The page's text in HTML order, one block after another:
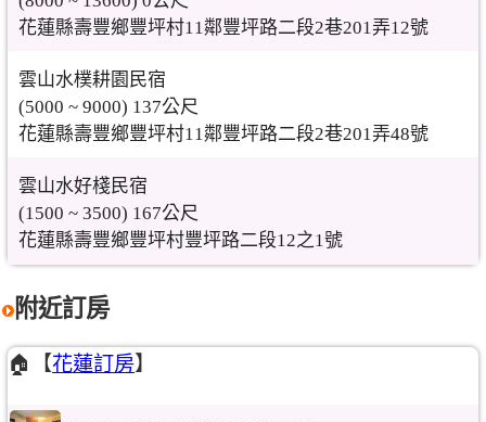
花蓮縣壽豐鄉豐坪村11鄰豐坪路二段2巷201弄12號
雲山水樸耕園民宿
(5000 ~ 9000) 137公尺
花蓮縣壽豐鄉豐坪村11鄰豐坪路二段2巷201弄48號
雲山水好棧民宿
(1500 ~ 3500) 167公尺
花蓮縣壽豐鄉豐坪村豐坪路二段12之1號
附近訂房
🏠【花蓮訂房】